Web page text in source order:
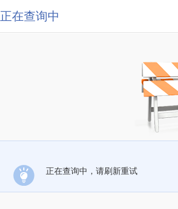
正在查询中
正在查询中，请刷新重试